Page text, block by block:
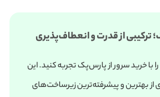
ترکیبی از قدرت و انعطاف‌پذیری
خرید سرور از پارس‌پک تجربه کنید. این
بهترین و پیشرفته‌ترین زیرساخت‌های